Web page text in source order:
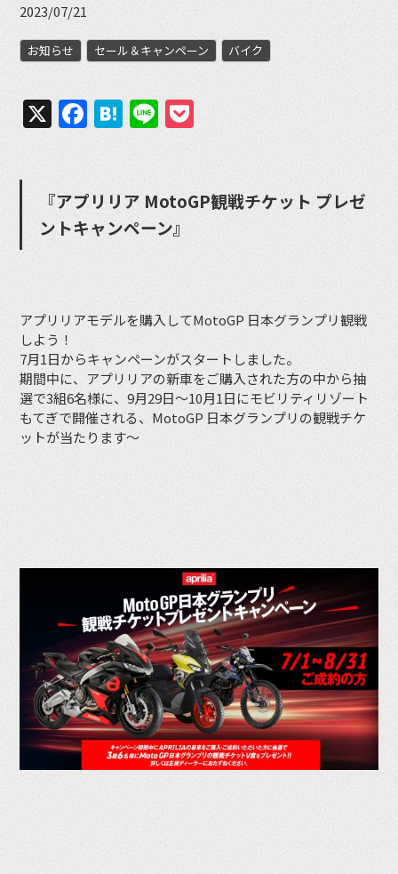
2023/07/21
お知らせ セール＆キャンペーン バイク
X Facebook
Hatena
Line
『アプリリア MotoGP観戦チケット プレゼ
ントキャンペーン』
アプリリアモデルを購入してMotoGP 日本グランプリ観戦
しよう！
7月1日からキャンペーンがスタートしました。
期間中に、アプリリアの新車をご購入された方の中から抽
選で3組6名様に、9月29日〜10月1日にモビリティリゾート
もてぎで開催される、MotoGP 日本グランプリの観戦チケ
ットが当たります〜